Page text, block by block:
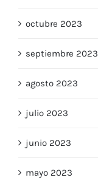
octubre 2023
septiembre 2023
agosto 2023
julio 2023
junio 2023
mayo 2023